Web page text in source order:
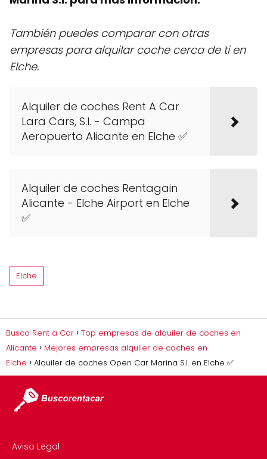
También puedes comparar con otras
empresas para alquilar coche cerca de ti en
Elche.
Alquiler de coches Rent A Car
Lara Cars, S.l. - Campa
Aeropuerto Alicante en Elche ✅
Alquiler de coches Rentagain
Alicante - Elche Airport en Elche
✅
Elche
Busco Rent a Car
Top empresas de alquiler de coches en
Alicante
Mejores empresas alquiler de coches en
Elche
Alquiler de coches Open Car Marina S.l. en Elche ✅
Aviso Legal